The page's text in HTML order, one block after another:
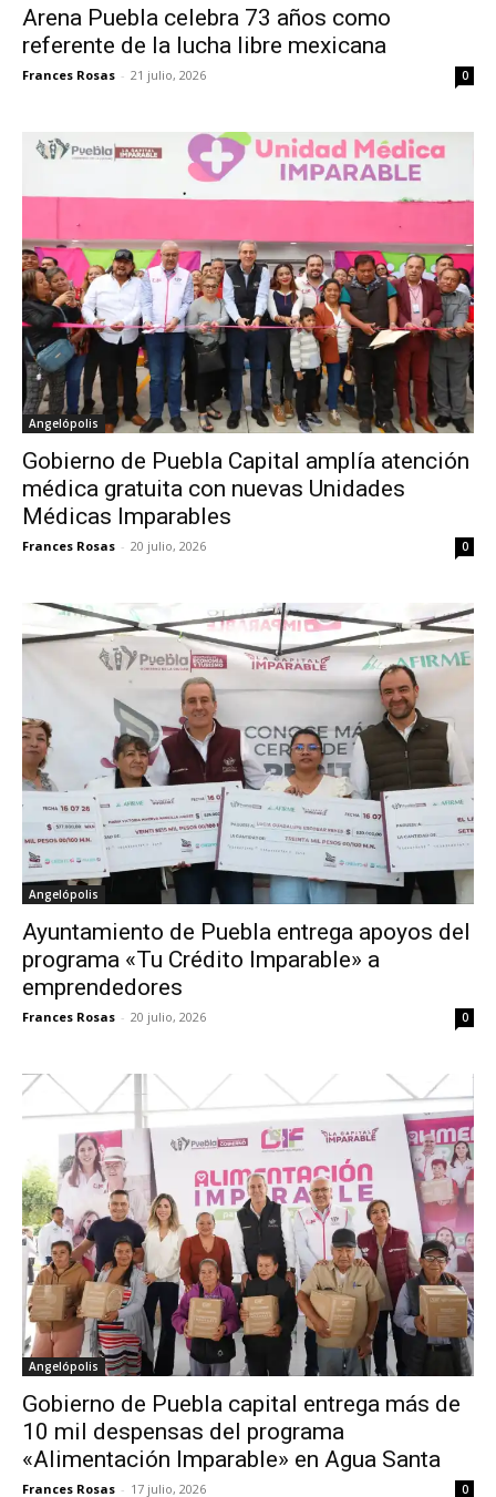
Arena Puebla celebra 73 años como
referente de la lucha libre mexicana
Frances Rosas - 21 julio, 2026 0
Angelópolis
Gobierno de Puebla Capital amplía atención
médica gratuita con nuevas Unidades
Médicas Imparables
Frances Rosas - 20 julio, 2026 0
Angelópolis
Ayuntamiento de Puebla entrega apoyos del
programa «Tu Crédito Imparable» a
emprendedores
Frances Rosas - 20 julio, 2026 0
Angelópolis
Gobierno de Puebla capital entrega más de
10 mil despensas del programa
«Alimentación Imparable» en Agua Santa
Frances Rosas - 17 julio, 2026 0